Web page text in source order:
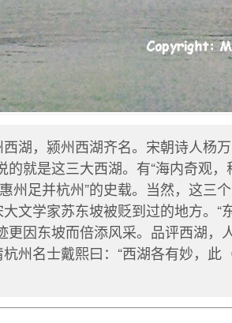
湖，颍州西湖齐名。宋朝诗人杨
的就是这三大西湖。有“海内奇观
州足并杭州”的史载。当然，这三
文学家苏东坡被贬到过的地方。“
更因东坡而倍添风采。品评西湖，
州名士戴熙曰：“西湖各有妙，此